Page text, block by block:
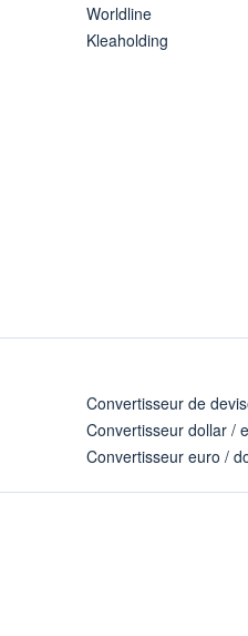
Worldline
Kleaholding
Convertisseur de
Convertisseur dollar /
Convertisseur euro /